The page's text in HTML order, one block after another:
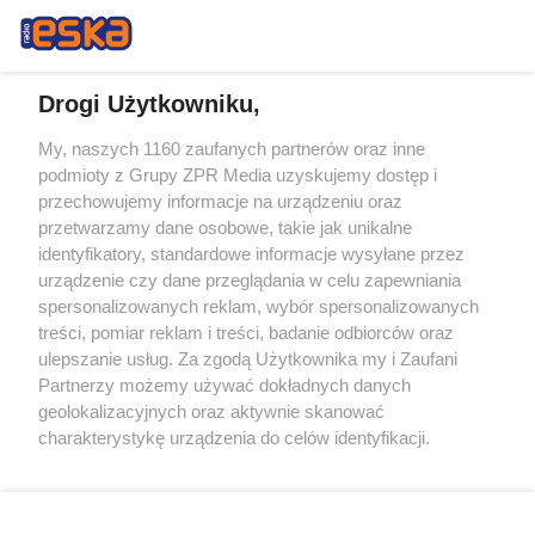
Żaden utwór zamieszczony w serwisie nie może być powielany i
rozpowszechniany lub dalej rozpowszechniany w jakikolwiek sposób (w
tym także elektroniczny lub mechaniczny) na jakimkolwiek polu
eksploatacji w jakiejkolwiek formie, włącznie z umieszczaniem w
Internecie bez pisemnej zgody właściciela praw. Jakiekolwiek użycie lub
wykorzystanie utworów w całości lub w części z naruszeniem prawa,
tzn. bez właściwej zgody, jest zabronione pod groźbą kary i może być
ścigane prawnie.
Drogi Użytkowniku,
My, naszych 1160 zaufanych partnerów oraz inne
podmioty z Grupy ZPR Media uzyskujemy dostęp i
przechowujemy informacje na urządzeniu oraz
przetwarzamy dane osobowe, takie jak unikalne
identyfikatory, standardowe informacje wysyłane przez
urządzenie czy dane przeglądania w celu zapewniania
spersonalizowanych reklam, wybór spersonalizowanych
treści, pomiar reklam i treści, badanie odbiorców oraz
ulepszanie usług. Za zgodą Użytkownika my i Zaufani
Partnerzy możemy używać dokładnych danych
geolokalizacyjnych oraz aktywnie skanować
charakterystykę urządzenia do celów identyfikacji.